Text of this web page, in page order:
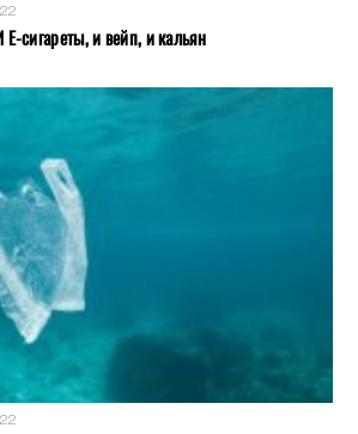
сигареты, и вейп, и кальян